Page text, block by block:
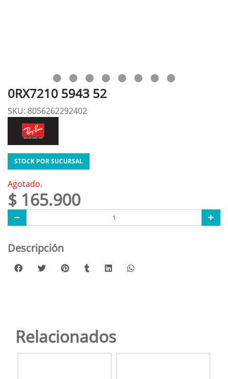
0RX7210 5943 52
SKU: 8056262292402
STOCK POR SUCURSAL
Agotado.
$ 165.900
Descripción
Relacionados